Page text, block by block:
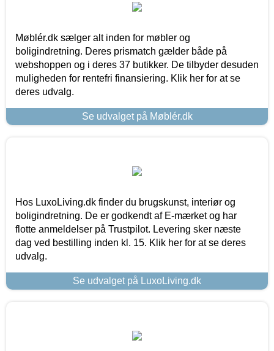
Møblér.dk sælger alt inden for møbler og
boligindretning. Deres prismatch gælder både på
webshoppen og i deres 37 butikker. De tilbyder desuden
muligheden for rentefri finansiering. Klik her for at se
deres udvalg.
Se udvalget på Møblér.dk
Hos LuxoLiving.dk finder du brugskunst, interiør og
boligindretning. De er godkendt af E-mærket og har
flotte anmeldelser på Trustpilot. Levering sker næste
dag ved bestilling inden kl. 15. Klik her for at se deres
udvalg.
Se udvalget på LuxoLiving.dk